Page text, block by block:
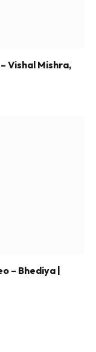
Vishal Mishra,
– Bhediya |